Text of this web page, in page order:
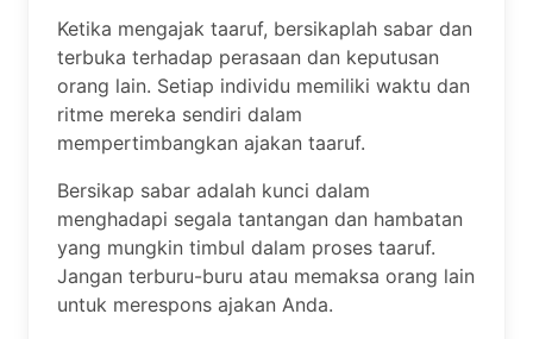
Ketika mengajak taaruf, bersikaplah sabar dan
terbuka terhadap perasaan dan keputusan
orang lain. Setiap individu memiliki waktu dan
ritme mereka sendiri dalam
mempertimbangkan ajakan taaruf.
Bersikap sabar adalah kunci dalam
menghadapi segala tantangan dan hambatan
yang mungkin timbul dalam proses taaruf.
Jangan terburu-buru atau memaksa orang lain
untuk merespons ajakan Anda.